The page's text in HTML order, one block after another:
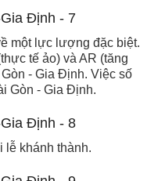
một lực lượng đặc biệt.
tế ảo) và AR (tăng
- Gia Định. Việc số
Gòn - Gia Định.
lễ khánh thành.